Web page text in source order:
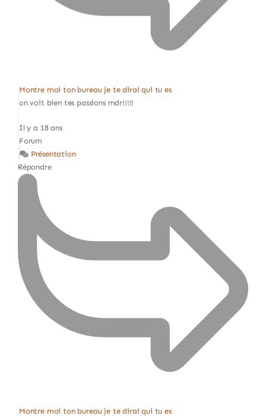
Montre moi ton bureau je te dirai qui tu es
on voit bien tes passions mdr!!!!!
Il y a 18 ans
Forum
Présentation
Répondre
Montre moi ton bureau je te dirai qui tu es